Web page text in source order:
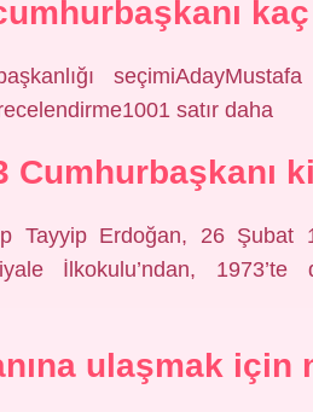
satır daha
Cumhurbaşkanı
Tayyip Erdoğan, 26 Şubat
İlkokulu’ndan,
ulaşmak için